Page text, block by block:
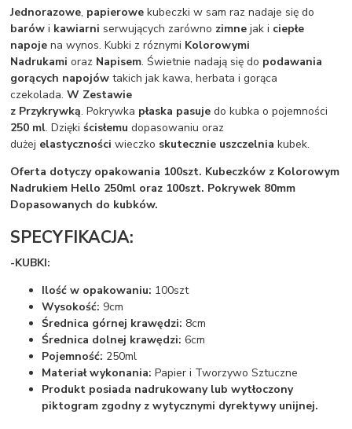
Jednorazowe, papierowe kubeczki w sam raz nadaje się do
barów i kawiarni serwujących zarówno zimne jak i ciepłe
napoje na wynos. Kubki z róznymi Kolorowymi
Nadrukami oraz Napisem. Świetnie nadają się do podawania
gorących napojów takich jak kawa, herbata i gorąca
czekolada.W Zestawie
z Przykrywką. Pokrywka płaska pasuje do kubka o pojemności
250 ml. Dziękiścisłemu dopasowaniu oraz
dużej elastyczności wieczko skutecznie uszczelnia kubek.
Oferta dotyczy opakowania 100szt. Kubeczków z Kolorowym
Nadrukiem Hello 250ml oraz 100szt. Pokrywek 80mm
Dopasowanych do kubków.
SPECYFIKACJA:
-KUBKI:
Ilość w opakowaniu: 100szt
Wysokość: 9cm
Średnica górnej krawędzi: 8cm
Średnica dolnej krawędzi: 6cm
Pojemność: 250ml
Materiał wykonania:Papier i Tworzywo Sztuczne
Produkt posiada nadrukowany lub wytłoczony
piktogram zgodny z wytycznymi dyrektywy unijnej.